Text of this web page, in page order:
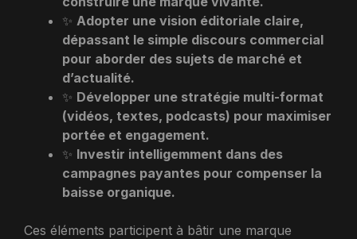
✨ Adopter une vision éditoriale claire,
dépassant le simple discours commercial
pour aborder des sujets de marché et
d’actualité.
✨ Développer une stratégie multi-format
(vidéos, textes, podcasts) pour maximiser
portée et engagement.
✨ Investir intelligemment dans des
campagnes payantes pour compenser la
baisse organique.
Ces éléments participent à bâtir une marque